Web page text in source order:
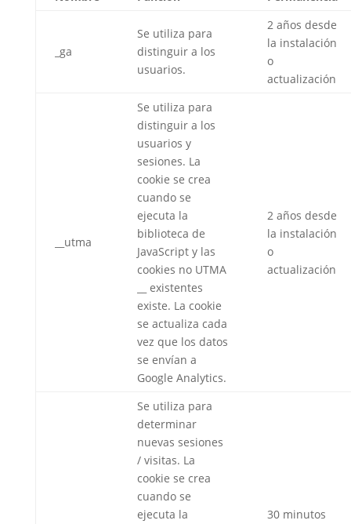
_ga
Se utiliza para
distinguir a los
usuarios.
2 años desde
la instalación
o
actualización
__utma
Se utiliza para
distinguir a los
usuarios y
sesiones. La
cookie se crea
cuando se
ejecuta la
biblioteca de
JavaScript y las
cookies no UTMA
__ existentes
existe. La cookie
se actualiza cada
vez que los datos
se envían a
Google Analytics.
2 años desde
la instalación
o
actualización
Se utiliza para
determinar
nuevas sesiones
/ visitas. La
cookie se crea
cuando se
ejecuta la
30 minutos